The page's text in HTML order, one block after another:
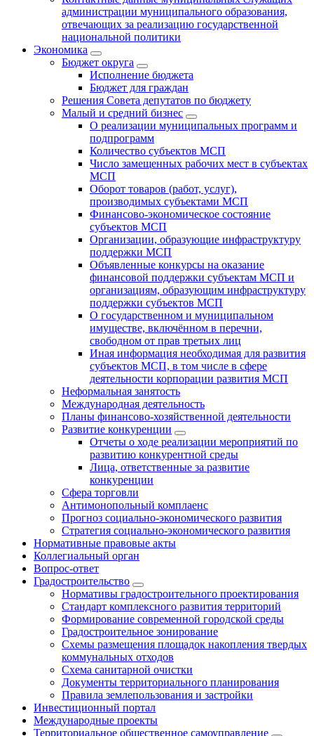
администрации муниципального образования,
отвечающих за реализацию государственной
национальной политики
Экономика
Бюджет округa
Исполнение бюджета
Бюджет для граждан
Решения Совета депутатов по бюджету
Малый и средний бизнес
О реализации муниципальных программ и
подпрограмм
Количество субъектов МСП
Число замещенных рабочих мест в субъектах
МСП
Оборот товаров (работ, услуг),
производимых субъектами МСП
Финансово-экономическое состояние
субъектов МСП
Организации, образующие инфраструктуру
поддержки МСП
Объявленные конкурсы на оказание
финансовой поддержки субъектам МСП и
организациям, образующим инфраструктуру
поддержки субъектов МСП
О государственном и муниципальном
имуществе, включённом в перечни,
свободном от прав третьих лиц
Иная информация необходимая для развития
субъектов МСП, в том числе в сфере
деятельности корпорации развития МСП
Неформальная занятость
Международная деятельность
Планы финансово-хозяйственной деятельности
Развитие конкуренции
Отчеты о ходе реализации мероприятий по
развитию конкурентной среды
Лица, ответственные за развитие
конкуренции
Сфера торговли
Антимонопольный комплаенс
Прогноз социально-экономического развития
Стратегия социально-экономического развития
Нормативные правовые акты
Коллегиальный орган
Вопрос-ответ
Градостроительство
Нормативы градостроительного проектирования
Стандарт комплексного развития территорий
Формирование современной городской среды
Градостроительное зонирование
Схемы размещения площадок накопления твердых
коммунальных отходов
Схема санитарной очистки
Документы территориального планирования
Правила землепользования и застройки
Инвестиционный портал
Международные проекты
Территориальное общественное самоуправление